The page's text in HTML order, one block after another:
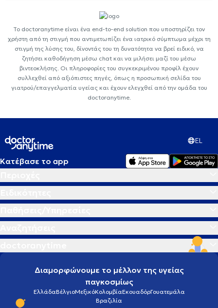
Το doctoranytime είναι ένα end-to-end solution που υποστηρίζει τον
χρήστη από τη στιγμή που αντιμετωπίζει ένα ιατρικό σύμπτωμα μέχρι τη
στιγμή της λύσης του, δίνοντάς του τη δυνατότητα να βρεί ειδικό, να
ζητήσει καθοδήγηση μέσω chat και να μιλήσει μαζί του μέσω
βιντεοκλήσης. Οι πληροφορίες του συγκεκριμένου προφίλ έχουν
συλλεχθεί από αξιόπιστες πηγές, όπως η προσωπική σελίδα του
γιατρού/επαγγελματία υγείας και έχουν ελεγχθεί από την ομάδα του
doctoranytime.
EL
Κατέβασε το app
Διαμορφώνουμε το μέλλον της υγείας
παγκοσμίως
ΕλλάδαΒέλγιοΜεξικόΚολομβίαΕκουαδόρΓουατεμάλα
Βραζιλία